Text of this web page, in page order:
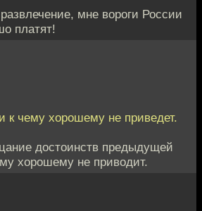
мне вороги России
платят!
к чему хорошему не приведет.
достоинств предыдущей
хорошему не приводит.